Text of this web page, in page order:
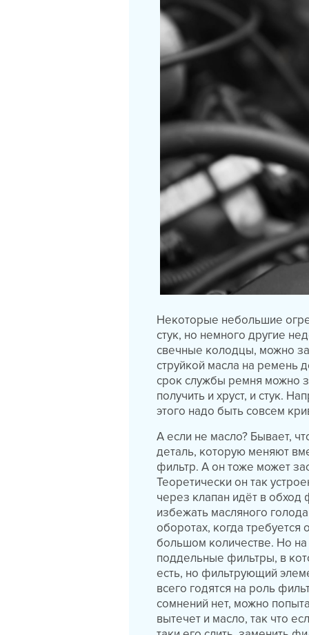
Некоторые небольшие
стук, но немного другие
свечные колодцы, можно
струйкой масла на ремень
срок службы ремня можно
получить и хруст, и стук.
этого надо быть совсем
А если не масло? Бывает,
деталь, которую меняют
фильтр. А он тоже может
Теоретически он так
через клапан идёт в
избежать масляного
оборотах, когда требуется
большом количестве. Но на
поддельные фильтры, в
есть, но фильтрующий
всего годятся на роль
сомнений нет, можно
вытечет и масло, так что